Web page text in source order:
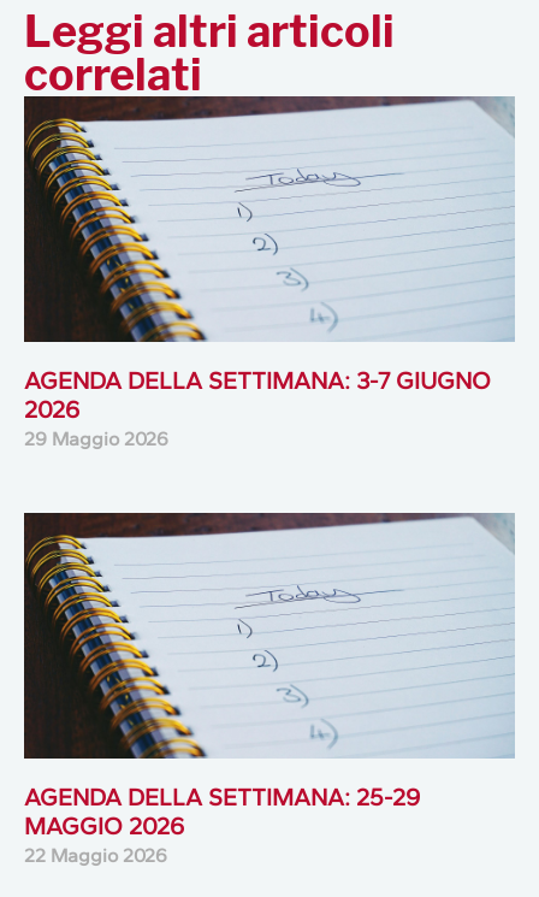
Leggi altri articoli
correlati
AGENDA DELLA SETTIMANA: 3-7 GIUGNO
2026
29 Maggio 2026
AGENDA DELLA SETTIMANA: 25-29
MAGGIO 2026
22 Maggio 2026